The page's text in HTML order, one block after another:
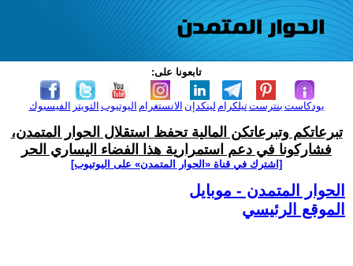
تابعونا على:
الفيسبوك التويتر اليوتيوب الانستغرام لينكدإن تيلكرامبنترست بودكاست
تبرعاتكم وتبرعاتكن المالية تحفظ استقلال الحوار المتمدن،
فشاركونا في دعم استمرارية هذا الفضاء اليساري الحر
[اشترك في قناة ‫«الحوار المتمدن» على اليوتيوب]
الحوار المتمدن - موبايل
الموقع الرئيسي